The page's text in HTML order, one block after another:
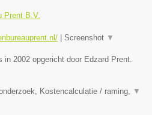
Prent B.V.
| Screenshot ▼
2002 opgericht door Edzard Prent.
Kostencalculatie / raming, ▼